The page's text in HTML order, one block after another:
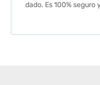
dado. Es 100% seguro